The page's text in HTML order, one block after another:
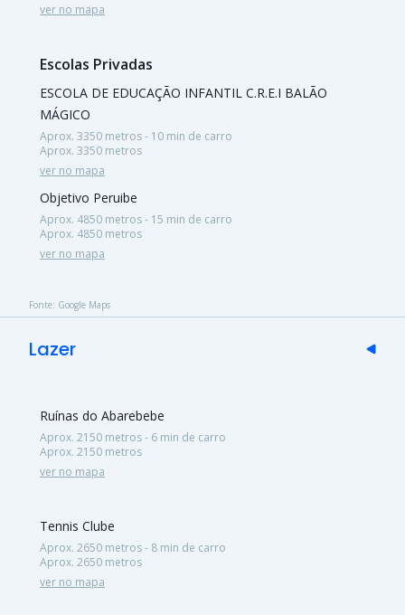
ver no mapa
Escolas Privadas
ESCOLA DE EDUCAÇÃO INFANTIL C.R.E.I BALÃO
MÁGICO
Aprox. 3350 metros - 10 min de carro
Aprox. 3350 metros
ver no mapa
Objetivo Peruibe
Aprox. 4850 metros - 15 min de carro
Aprox. 4850 metros
ver no mapa
Fonte: Google Maps
Lazer
Ruínas do Abarebebe
Aprox. 2150 metros - 6 min de carro
Aprox. 2150 metros
ver no mapa
Tennis Clube
Aprox. 2650 metros - 8 min de carro
Aprox. 2650 metros
ver no mapa